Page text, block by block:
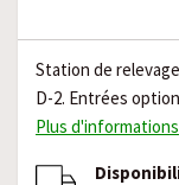
Station de
D-2. Entrées
Plus d'informations